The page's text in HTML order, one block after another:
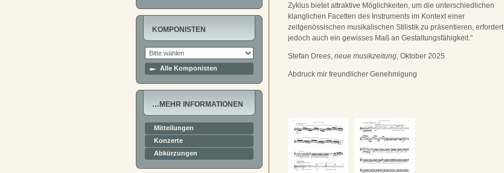
KOMPONISTEN
Alle Komponisten
…MEHR INFORMATIONEN
Mitteilungen
Konzerte
Abkürzungen
Zyklus bietet attraktive Möglichkeiten, um die unterschiedlichen
klanglichen Facetten des Instruments im Kontext einer
zeitgenössischen musikalischen Stilistik zu präsentieren, erfordert
jedoch auch ein gewisses Maß an Gestaltungsfähigkeit."
Stefan Drees, neue musikzeitung , Oktober 2025
Abdruck mir freundlicher Genehmigung